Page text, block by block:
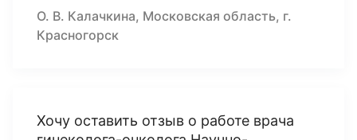
О. В. Калачкина, Московская область, г.
Красногорск
Хочу оставить отзыв о работе врача